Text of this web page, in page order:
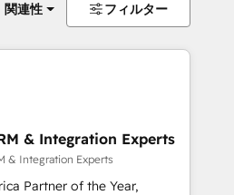
関連性 フィルター
& Integration Experts
& Integration Experts
Partner of the Year,